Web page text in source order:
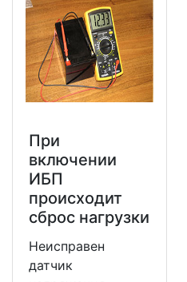
При
включении
ИБП
происходит
сброс нагрузки
Неисправен
датчик